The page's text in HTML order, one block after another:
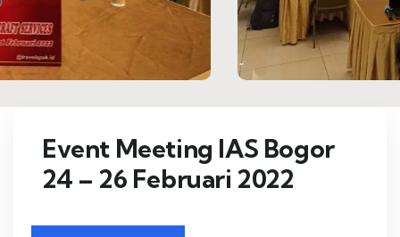
Event Meeting IAS Bogor
24 – 26 Februari 2022